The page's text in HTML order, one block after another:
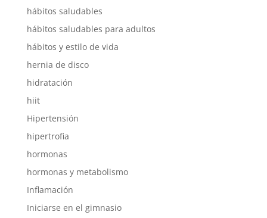
hábitos saludables
hábitos saludables para adultos
hábitos y estilo de vida
hernia de disco
hidratación
hiit
Hipertensión
hipertrofia
hormonas
hormonas y metabolismo
Inflamación
Iniciarse en el gimnasio